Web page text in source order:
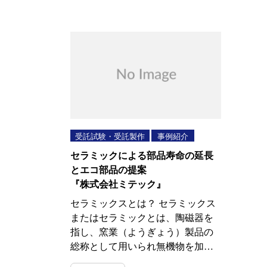
受託試験・受託製作 事例紹介
セラミックによる部品寿命の延長
とエコ部品の提案
『株式会社ミテック』
セラミックスとは？ セラミックス
またはセラミックとは、陶磁器を
指し、窯業（ようぎょう）製品の
総称として用いられ無機物を加…